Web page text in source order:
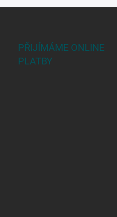
PŘIJÍMÁME ONLINE
PLATBY